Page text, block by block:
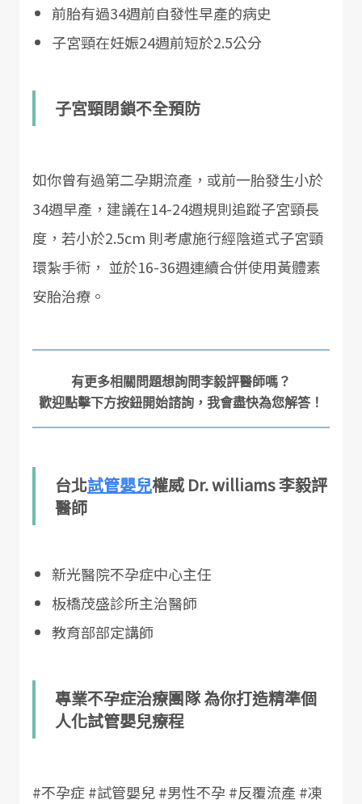
前胎有過34週前自發性早產的病史
子宮頸在妊娠24週前短於2.5公分
子宮頸閉鎖不全預防
如你曾有過第二孕期流產，或前一胎發生小於
34週早產，建議在14-24週規則追蹤子宮頸長
度，若小於2.5cm 則考慮施行經陰道式子宮頸
環紮手術， 並於16-36週連續合併使用黃體素
安胎治療。
有更多相關問題想詢問李毅評醫師嗎？
台北試管嬰兒權威 Dr. williams 李毅評
醫師
新光醫院不孕症中心主任
板橋茂盛診所主治醫師
教育部部定講師
專業不孕症治療團隊 為你打造精準個
人化試管嬰兒療程
#不孕症 #試管嬰兒 #男性不孕 #反覆流產 #凍